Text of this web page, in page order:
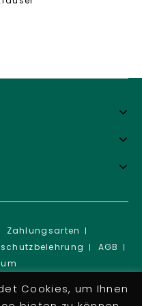
Zahlungsarten
AGB
Panorama e.U.
Cookies, um Ihnen